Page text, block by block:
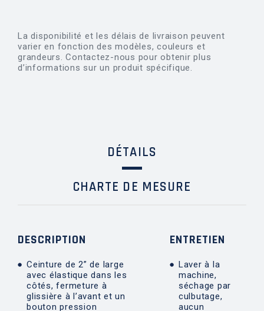
La disponibilité et les délais de livraison peuvent
varier en fonction des modèles, couleurs et
grandeurs. Contactez-nous pour obtenir plus
d’informations sur un produit spécifique.
DÉTAILS
CHARTE DE MESURE
DESCRIPTION
Ceinture de 2” de large
avec élastique dans les
côtés, fermeture à
glissière à l’avant et un
bouton pression
ENTRETIEN
Laver à la
machine,
séchage par
culbutage,
aucun